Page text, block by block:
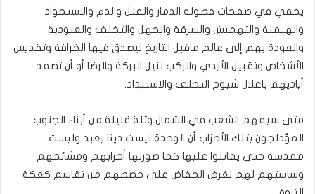
يخفي في صفحات فصوله الدمار والقتل والدم والاستحواذ
والهيمنة والتهميش والسرقة والجهل والتخلف والعبودية
والعودة بهم إلى عالم ماقبل التاريخ ليصدق فيها الخرافة وتقديس
الأشخاص وتقبيل الأيدي والركب لنيل البركة والرضا أو أن تصفد
أياديهم باغلال شيوخ التخلف والاستبداد.
متى سيفهم الشعب في الشمال وثلة قليلة من أبناء الجنوب
المؤدلجون بتلك الأحزاب أن الوحدة ليست دينا يعبد وليست
مقدسة حتى يقاتلوا عليها كما صورتها أحزابهم ومشائخهم
وساستهم لهم لغرض الحفاض على حصصهم من تقاسم كعكة